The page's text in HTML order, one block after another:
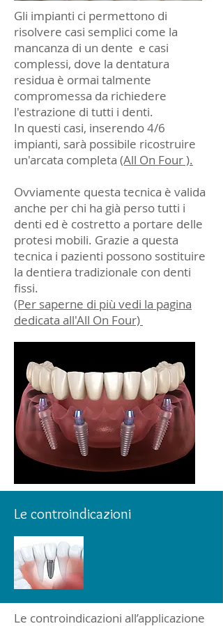
Gli impianti ci permettono di
risolvere casi semplici come la
mancanza di un dente e casi
complessi, dove la dentatura
residua è ormai talmente
compromessa da richiedere
l'estrazione di tutti i denti.
In questi casi, inserendo 4/6
impianti, sarà possibile ricostruire
un'arcata completa (All On Four ).
Ovviamente questa tecnica è valida
anche per chi ha già perso tutti i
denti ed è costretto a portare delle
protesi mobili. Grazie a questa
tecnica i pazienti possono sostituire
la dentiera tradizionale con denti
fissi.
(Per saperne di più vedi la pagina
dedicata all'All On Four)
Le controindicazioni
Le controindicazioni all’applicazione